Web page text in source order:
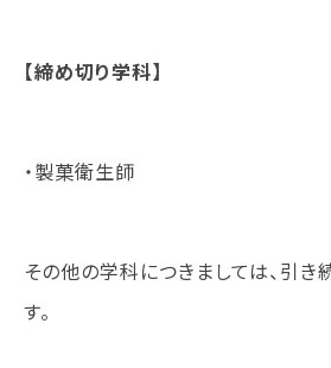
学費サポート
学科紹介
調理学科
【締め切り学科】
・製菓衛生師
その他の学科につきましては、引き
す。